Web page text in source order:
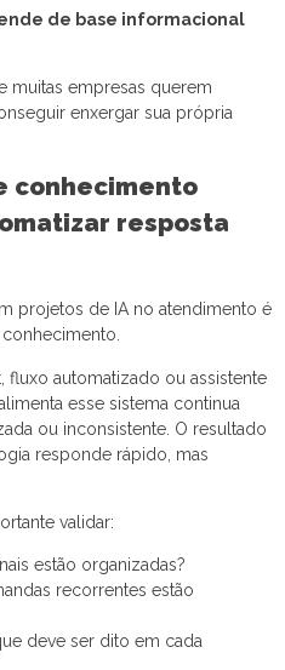
de base informacional
muitas empresas querem
enxergar sua própria
conhecimento
resposta
projetos de IA no atendimento é
automatizado ou assistente
esse sistema continua
ou inconsistente. O resultado
responde rápido, mas
validar:
estão organizadas?
recorrentes estão
deve ser dito em cada